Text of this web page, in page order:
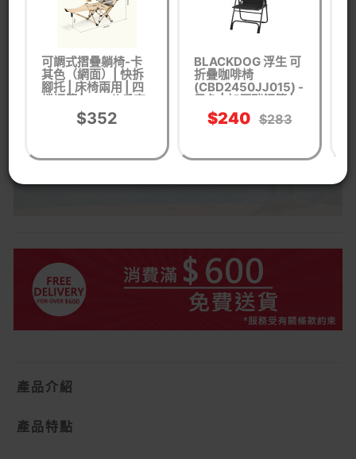
Naturehike 木紋雙人折疊椅 (NH20JJ002)
產品介紹
產品特點
可調式摺疊躺椅-卡
其色（網面）| 快拆
腳托 | 床椅兩用 | 四
檔調節 | 240公斤高
承重
$352
BLACKDOG 浮生 可
折疊咖啡椅
(CBD2450JJ015) -
黑色 | 加厚碳鋼管 |
600D雙層牛津布
$240 $283